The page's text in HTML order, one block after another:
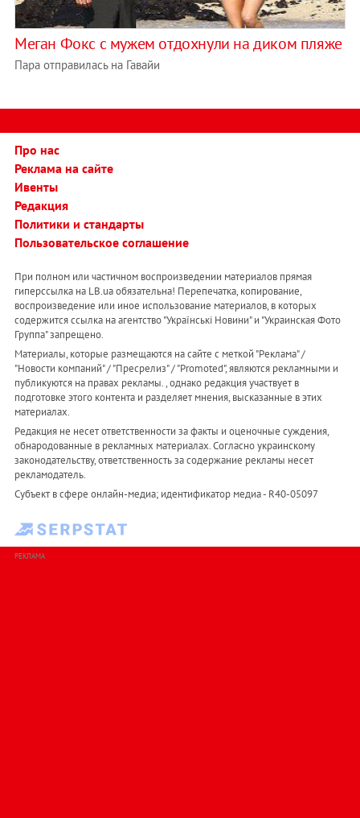
Меган Фокс с мужем отдохнули на диком пляже
Пара отправилась на Гавайи
Про нас
Реклама на сайте
Ивенты
Редакция
Политики и стандарты
Пользовательское соглашение
При полном или частичном воспроизведении материалов прямая
гиперссылка на LB.ua обязательна! Перепечатка, копирование,
воспроизведение или иное использование материалов, в которых
содержится ссылка на агентство "Українськi Новини" и "Украинская Фото
Группа" запрещено.
Материалы, которые размещаются на сайте с меткой "Реклама" /
"Новости компаний" / "Пресрелиз" / "Promoted", являются рекламными и
публикуются на правах рекламы. , однако редакция участвует в
подготовке этого контента и разделяет мнения, высказанные в этих
материалах.
Редакция не несет ответственности за факты и оценочные суждения,
обнародованные в рекламных материалах. Согласно украинскому
законодательству, ответственность за содержание рекламы несет
рекламодатель.
Субъект в сфере онлайн-медиа; идентификатор медиа - R40-05097
РЕКЛАМА